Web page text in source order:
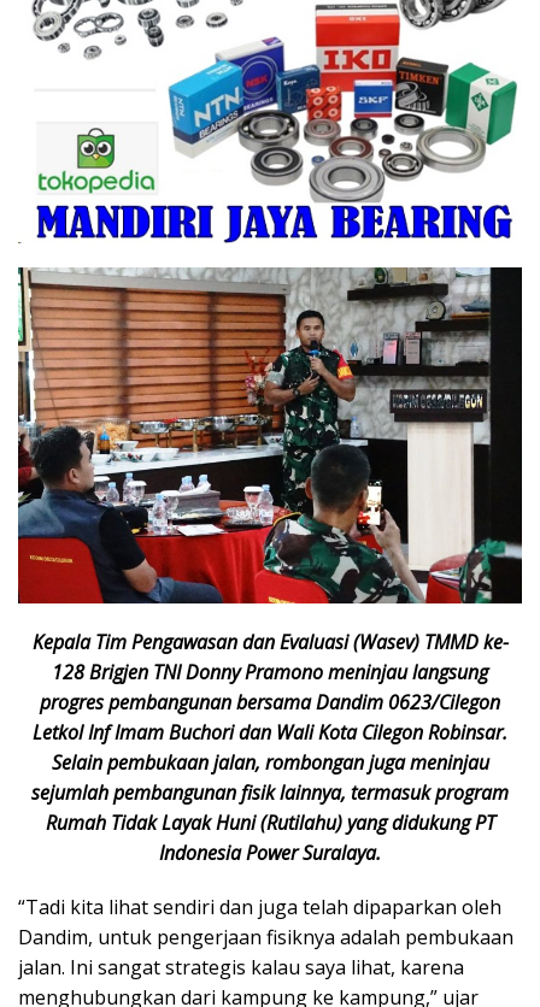
Kepala Tim Pengawasan dan Evaluasi (Wasev) TMMD ke-
128 Brigjen TNI Donny Pramono meninjau langsung
progres pembangunan bersama Dandim 0623/Cilegon
Letkol Inf Imam Buchori dan Wali Kota Cilegon Robinsar.
Selain pembukaan jalan, rombongan juga meninjau
sejumlah pembangunan fisik lainnya, termasuk program
Rumah Tidak Layak Huni (Rutilahu) yang didukung PT
Indonesia Power Suralaya.
“Tadi kita lihat sendiri dan juga telah dipaparkan oleh
Dandim, untuk pengerjaan fisiknya adalah pembukaan
jalan. Ini sangat strategis kalau saya lihat, karena
menghubungkan dari kampung ke kampung,” ujar